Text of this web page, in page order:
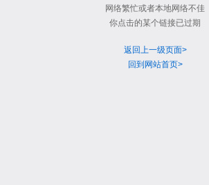
网络繁忙或者本地网络不佳
你点击的某个链接已过期
返回上一级页面>
回到网站首页>